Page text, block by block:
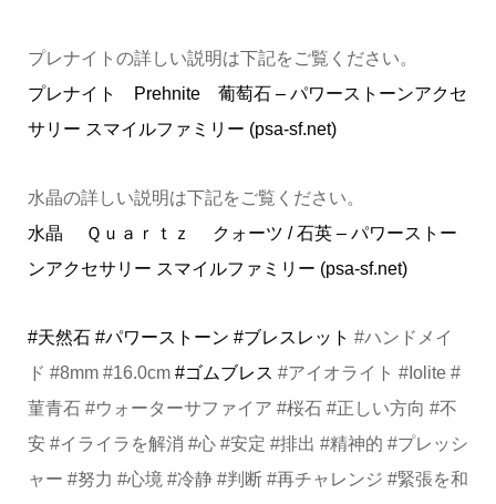
プレナイトの詳しい説明は下記をご覧ください。
プレナイト Prehnite 葡萄石 – パワーストーンアクセ
サリー スマイルファミリー (psa-sf.net)
水晶の詳しい説明は下記をご覧ください。
水晶 Ｑｕａｒｔｚ クォーツ / 石英 – パワーストー
ンアクセサリー スマイルファミリー (psa-sf.net)
#天然石 #パワーストーン #ブレスレット #ハンドメイ
ド #8mm #16.0cm #ゴムブレス #アイオライト #Iolite #
菫青石 #ウォーターサファイア #桜石 #正しい方向 #不
安 #イライラを解消 #心 #安定 #排出 #精神的 #プレッシ
ャー #努力 #心境 #冷静 #判断 #再チャレンジ #緊張を和